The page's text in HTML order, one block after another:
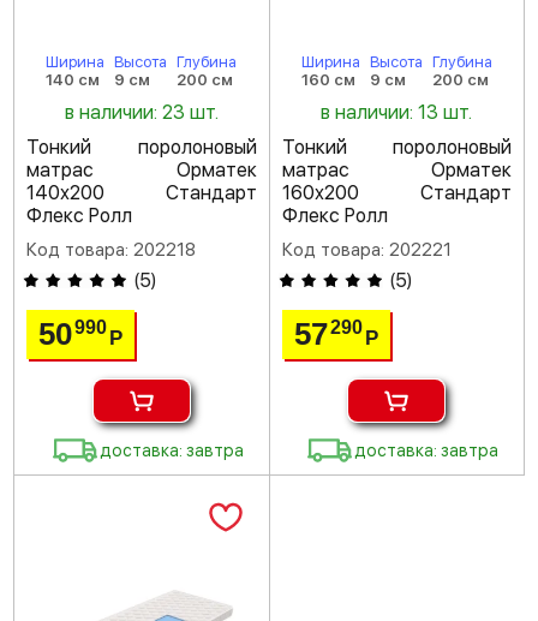
Ширина
140 см
Высота
9 см
Глубина
200 см
в наличии: 23 шт.
Тонкий поролоновый
матрас Орматек
140х200 Стандарт
Флекс Ролл
Код товара: 202218
(5)
50990Р
доставка: завтра
Ширина
160 см
Высота
9 см
Глубина
200 см
в наличии: 13 шт.
Тонкий поролоновый
матрас Орматек
160х200 Стандарт
Флекс Ролл
Код товара: 202221
(5)
57290 Р
доставка: завтра